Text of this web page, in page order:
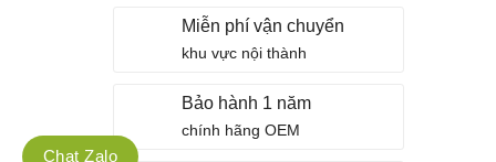
Miễn phí vận chuyển
khu vực nội thành
Bảo hành 1 năm
chính hãng OEM
Chat Zalo